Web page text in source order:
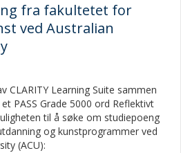
fra fakultetet for
ved Australian
CLARITY Learning Suite sammen
PASS Grade 5000 ord Reflektivt
til å søke om studiepoeng
og kunstprogrammer ved
(ACU):